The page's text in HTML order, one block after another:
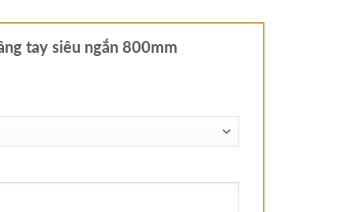
tay siêu ngắn 800mm